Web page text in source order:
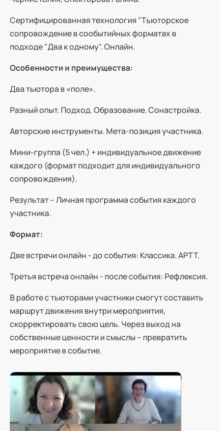
Сертифицированная технология "Тьюторское
сопровождение в сообытийных форматах в
подходе "Два к одному". Онлайн.
Особенности и преимущества:
Два тьютора в «поле».
Разный опыт. Подход. Образование. Сонастройка.
Авторские инструменты. Мета-позиция участника.
Мини-группа (5 чел.) + индивидуальное движение
каждого (формат подходит для индивидуального
сопровождения).
Результат – Личная программа события каждого
участника.
Формат:
Две встречи онлайн - до события: Классика. АРТТ.
Третья встреча онлайн - после события: Рефлексия.
В работе с тьюторами участники смогут составить
маршрут движения внутри мероприятия,
скорректировать свою цель. Через выход на
собственные ценности и смыслы – превратить
мероприятие в событие.